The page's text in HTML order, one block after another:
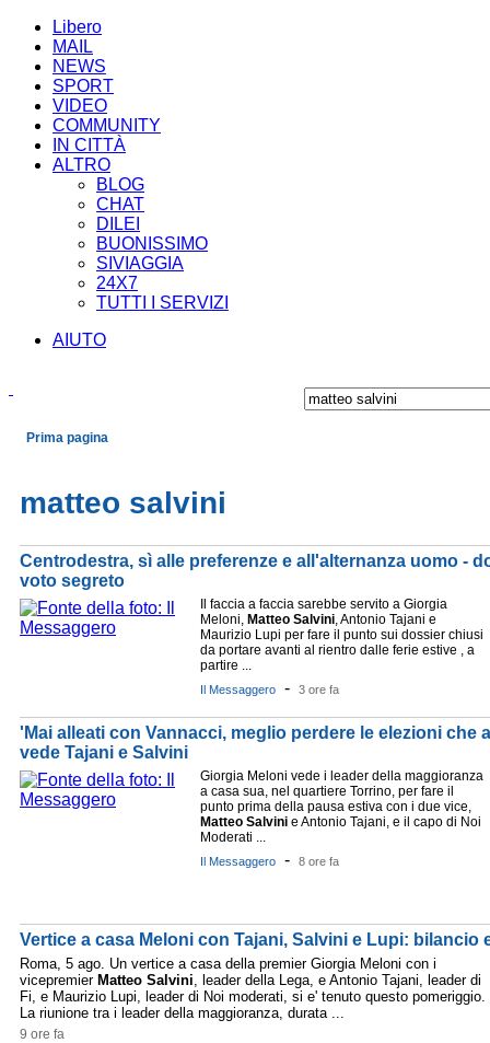
Libero
MAIL
NEWS
SPORT
VIDEO
COMMUNITY
IN CITTÀ
ALTRO
BLOG
CHAT
DILEI
BUONISSIMO
SIVIAGGIA
24X7
TUTTI I SERVIZI
AIUTO
Prima pagina
matteo salvini
Centrodestra, sì alle preferenze e all'alternanza uomo -
voto segreto
Il faccia a faccia sarebbe servito a Giorgia
Meloni, Matteo Salvini, Antonio Tajani e
Maurizio Lupi per fare il punto sui dossier chiusi
da portare avanti al rientro dalle ferie estive , a
partire ...
Il Messaggero - 3 ore fa
'Mai alleati con Vannacci, meglio perdere le elezioni che
vede Tajani e Salvini
Giorgia Meloni vede i leader della maggioranza
a casa sua, nel quartiere Torrino, per fare il
punto prima della pausa estiva con i due vice,
Matteo Salvini e Antonio Tajani, e il capo di Noi
Moderati ...
Il Messaggero - 8 ore fa
Vertice a casa Meloni con Tajani, Salvini e Lupi: bilancio
Roma, 5 ago. Un vertice a casa della premier Giorgia Meloni con i
vicepremier Matteo Salvini, leader della Lega, e Antonio Tajani, leader di
Fi, e Maurizio Lupi, leader di Noi moderati, si e' tenuto questo pomeriggio.
La riunione tra i leader della maggioranza, durata ...
9 ore fa